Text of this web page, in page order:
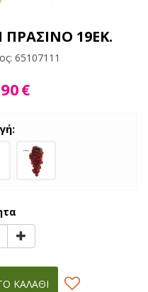
19ΕΚ.
65107111
€
ΚΑΛΆΘΙ